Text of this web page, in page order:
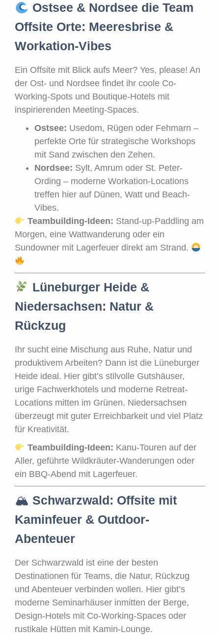
Ostsee & Nordsee die Team
Offsite Orte: Meeresbrise &
Workation-Vibes
Ein Offsite mit Blick aufs Meer? Yes, please! An
der Ost- und Nordsee findet ihr coole Co-
Working-Spots und Boutique-Hotels mit
inspirierenden Meeting-Spaces.
Ostsee: Usedom, Rügen oder Fehmarn –
perfekte Orte für strategische Workshops
mit Sand zwischen den Zehen.
Nordsee: Sylt, Amrum oder St. Peter-
Ording – moderne Workation-Locations
treffen hier auf Dünen, Watt und Beach-
Vibes.
Teambuilding-Ideen: Stand-up-Paddling am
Morgen, eine Wattwanderung oder ein
Sundowner mit Lagerfeuer direkt am Strand.
Lüneburger Heide &
Niedersachsen: Natur &
Rückzug
Ihr sucht eine Mischung aus Ruhe, Natur und
produktivem Arbeiten? Dann ist die Lüneburger
Heide ideal. Hier gibt’s stilvolle Gutshäuser,
urige Fachwerkhotels und moderne Retreat-
Locations mitten im Grünen. Niedersachsen
überzeugt mit guter Erreichbarkeit und viel Platz
für Kreativität.
Teambuilding-Ideen: Kanu-Touren auf der
Aller, geführte Wildkräuter-Wanderungen oder
ein BBQ-Abend mit Lagerfeuer.
🏔 Schwarzwald: Offsite mit
Kaminfeuer & Outdoor-
Abenteuer
Der Schwarzwald ist eine der besten
Destinationen für Teams, die Natur, Rückzug
und Abenteuer verbinden wollen. Hier gibt’s
moderne Seminarhäuser inmitten der Berge,
Design-Hotels mit Co-Working-Spaces oder
rustikale Hütten mit Kamin-Lounge.